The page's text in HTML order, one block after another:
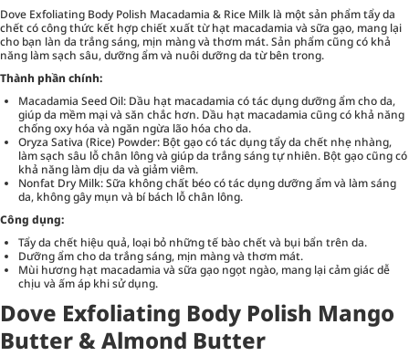
Dove Exfoliating Body Polish Macadamia & Rice Milk là một sản phẩm tẩy da
chết có công thức kết hợp chiết xuất từ hạt macadamia và sữa gạo, mang lại
cho bạn làn da trắng sáng, mịn màng và thơm mát. Sản phẩm cũng có khả
năng làm sạch sâu, dưỡng ẩm và nuôi dưỡng da từ bên trong.
Thành phần chính:
Macadamia Seed Oil: Dầu hạt macadamia có tác dụng dưỡng ẩm cho da,
giúp da mềm mại và săn chắc hơn. Dầu hạt macadamia cũng có khả năng
chống oxy hóa và ngăn ngừa lão hóa cho da.
Oryza Sativa (Rice) Powder: Bột gạo có tác dụng tẩy da chết nhẹ nhàng,
làm sạch sâu lỗ chân lông và giúp da trắng sáng tự nhiên. Bột gạo cũng có
khả năng làm dịu da và giảm viêm.
Nonfat Dry Milk: Sữa không chất béo có tác dụng dưỡng ẩm và làm sáng
da, không gây mụn và bí bách lỗ chân lông.
Công dụng:
Tẩy da chết hiệu quả, loại bỏ những tế bào chết và bụi bẩn trên da.
Dưỡng ẩm cho da trắng sáng, mịn màng và thơm mát.
Mùi hương hạt macadamia và sữa gạo ngọt ngào, mang lại cảm giác dễ
chịu và ấm áp khi sử dụng.
Dove Exfoliating Body Polish Mango
Butter & Almond Butter